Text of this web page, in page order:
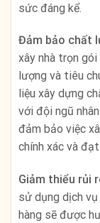
sức đáng kể.
Đảm bảo chất
xây nhà trọn
lượng và tiêu
liệu xây dựng
với đội ngũ
đảm bảo việc
chính xác và
Giảm thiểu rủi
sử dụng dịch
hàng sẽ được